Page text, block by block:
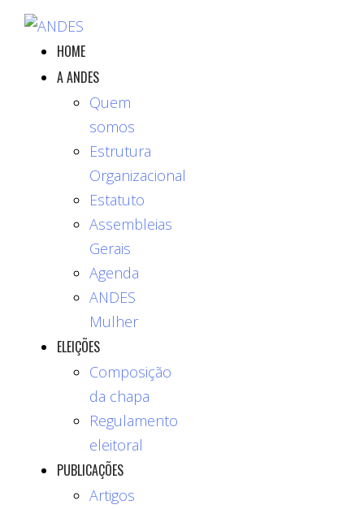
HOME
A ANDES
Quem
somos
Estrutura
Organizacional
Estatuto
Assembleias
Gerais
Agenda
ANDES
Mulher
ELEIÇÕES
Composição
da chapa
Regulamento
eleitoral
PUBLICAÇÕES
Artigos